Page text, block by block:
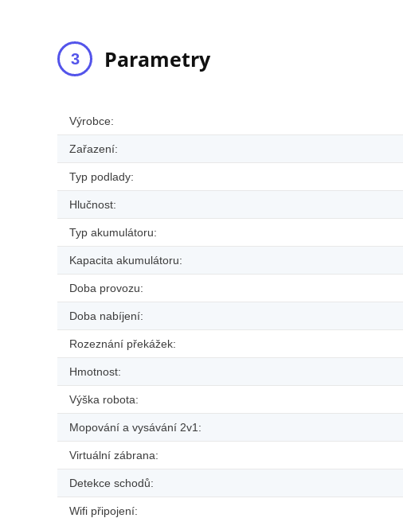
Parametry
Výrobce:
Zařazení:
Typ podlady:
Hlučnost:
Typ akumulátoru:
Kapacita akumulátoru:
Doba provozu:
Doba nabíjení:
Rozeznání překážek:
Hmotnost:
Výška robota:
Mopování a vysávání 2v1:
Virtuální zábrana:
Detekce schodů:
Wifi připojení: